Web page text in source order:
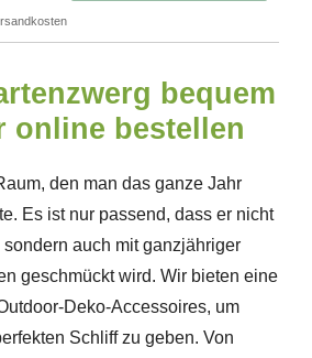
bequem
online bestellen
den man das ganze Jahr
Es ist nur passend, dass er nicht
auch mit ganzjähriger
geschmückt wird. Wir bieten eine
Deko-Accessoires, um
Schliff zu geben. Von